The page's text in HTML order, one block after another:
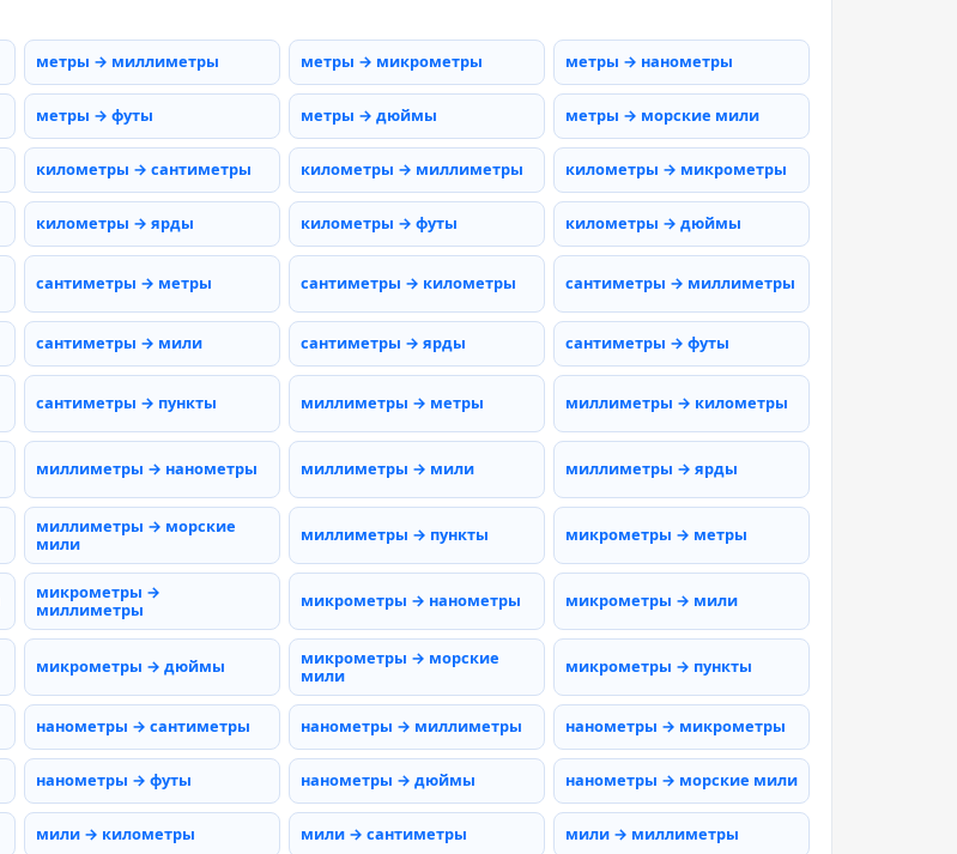
метры → миллиметры метры → микрометры метры → нанометры
метры → футы метры → дюймы метры → морские мили
километры → сантиметры километры → миллиметры километры → микрометры
километры → ярды километры → футы километры → дюймы
сантиметры → метры сантиметры → километры сантиметры → миллиметры
сантиметры → мили сантиметры → ярды сантиметры → футы
сантиметры → пункты миллиметры → метры миллиметры → километры
миллиметры → нанометры миллиметры → мили миллиметры → ярды
миллиметры → морские
мили
миллиметры → пункты микрометры → метры
микрометры →
миллиметры
микрометры → нанометры микрометры → мили
микрометры → дюймы
микрометры → морские
мили
микрометры → пункты
нанометры → сантиметры нанометры → миллиметры нанометры → микрометры
нанометры → футы нанометры → дюймы нанометры → морские мили
мили → километры мили → сантиметры мили → миллиметры